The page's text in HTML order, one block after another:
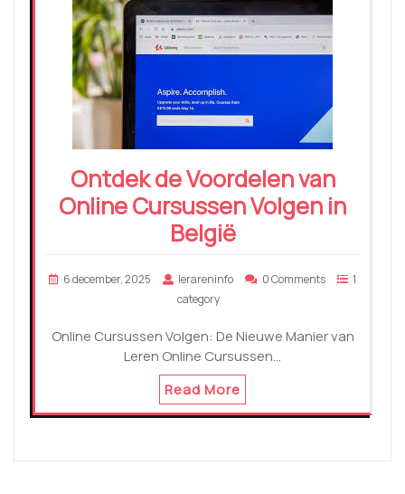
Ontdek de Voordelen van
Online Cursussen Volgen in
België
6 december, 2025 lerareninfo 0 Comments
1
category
Online Cursussen Volgen: De Nieuwe Manier van
Leren Online Cursussen…
Read More